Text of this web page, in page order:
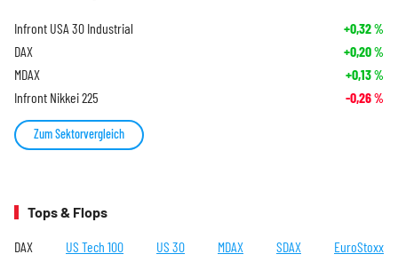
Infront USA 30 Industrial +0,32%
DAX +0,20%
MDAX +0,13%
Infront Nikkei 225 -0,26%
Zum Sektorvergleich
Tops & Flops
DAX US Tech 100 US 30 MDAX SDAX EuroStoxx